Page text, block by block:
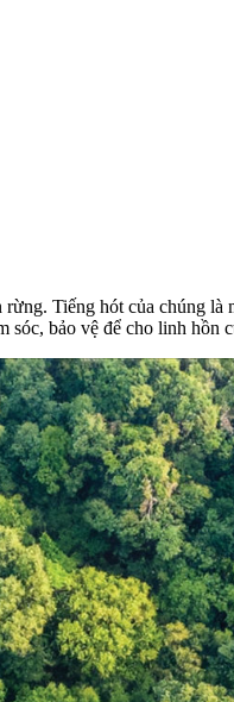
Tiếng hót của chúng
sóc, bảo vệ để cho linh hồn